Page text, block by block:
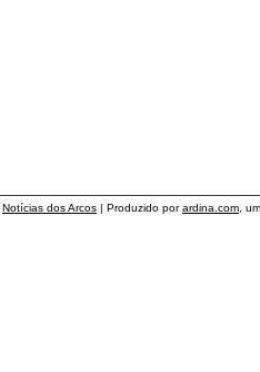
Notícias dos Arcos | Produzido porardina.com ,